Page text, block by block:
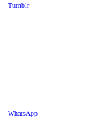
Tumblr
WhatsApp